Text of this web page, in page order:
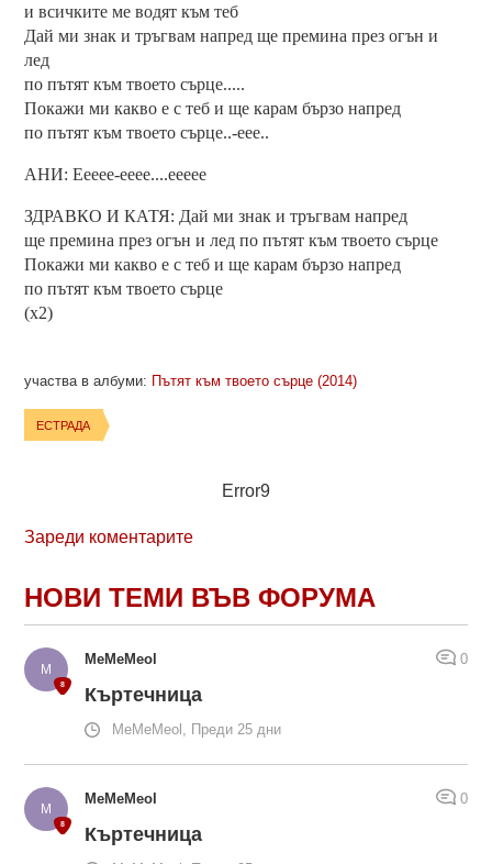
и всичките ме водят към теб
Дай ми знак и тръгвам напред ще премина през огън и
лед
по пътят към твоето сърце.....
Покажи ми какво е с теб и ще карам бързо напред
по пътят към твоето сърце..-еее..
АНИ: Еееее-ееее....еееее
ЗДРАВКО И КАТЯ: Дай ми знак и тръгвам напред
ще премина през огън и лед по пътят към твоето сърце
Покажи ми какво е с теб и ще карам бързо напред
по пътят към твоето сърце
(х2)
участва в албуми: Пътят към твоето сърце (2014)
ЕСТРАДА
Error9
Зареди коментарите
НОВИ ТЕМИ ВЪВ ФОРУМА
MeMeMeol 0
Къртечница
MeMeMeol, Преди 25 дни
MeMeMeol 0
Къртечница